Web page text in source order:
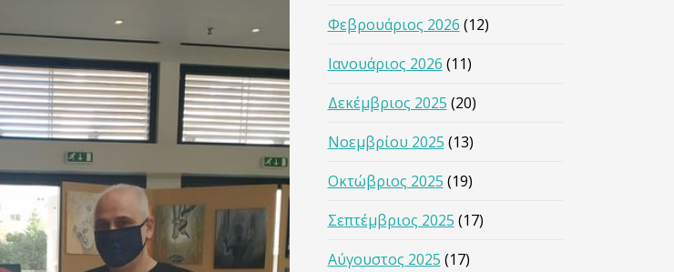
Φεβρουάριος 2026 (12)
Ιανουάριος 2026 (11)
Δεκέμβριος 2025 (20)
Νοεμβρίου 2025 (13)
Οκτώβριος 2025 (19)
Σεπτέμβριος 2025 (17)
Αύγουστος 2025 (17)